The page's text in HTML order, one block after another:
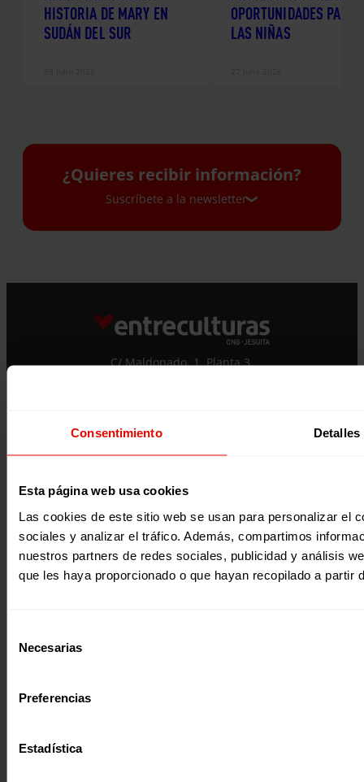
Consentimiento Detalles
Esta página web usa cookies
Las cookies de este sitio web se usan para personalizar el
sociales y analizar el tráfico. Además, compartimos
nuestros partners de redes sociales, publicidad y análisis
que les haya proporcionado o que hayan recopilado a
Necesarias
Preferencias
Estadística
HISTORIA DE MARY EN
SUDÁN DEL SUR
OPORTUNIDADES PARA
LAS NIÑAS
¿Quieres recibir información?
Suscríbete a la newsletter
y los correos puntuales en los que te
ofrecemos información, no dejes de completar
este formulario. Al instante, te daremos de
alta en nuestra base de datos y podrás estar
Correo electrónico *
Acepto laPolítica de Privacidad *
Desde ENTRECULTURAS FE Y ALEGRÍA ESPAÑA
trataremos los datos aportados en calidad de
Responsable del tratamiento con la finalidad de…Seguir
C/ Maldonado, 1. Planta 3.
noticias@entreculturas.org
Facebook
X
Únete al equipo
Voluntariado
Prensa
Privacidad
Accesibilidad
Cookies
Aviso legal